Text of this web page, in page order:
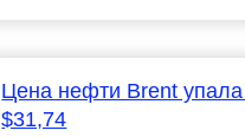
Цена нефти Brent
$31,74